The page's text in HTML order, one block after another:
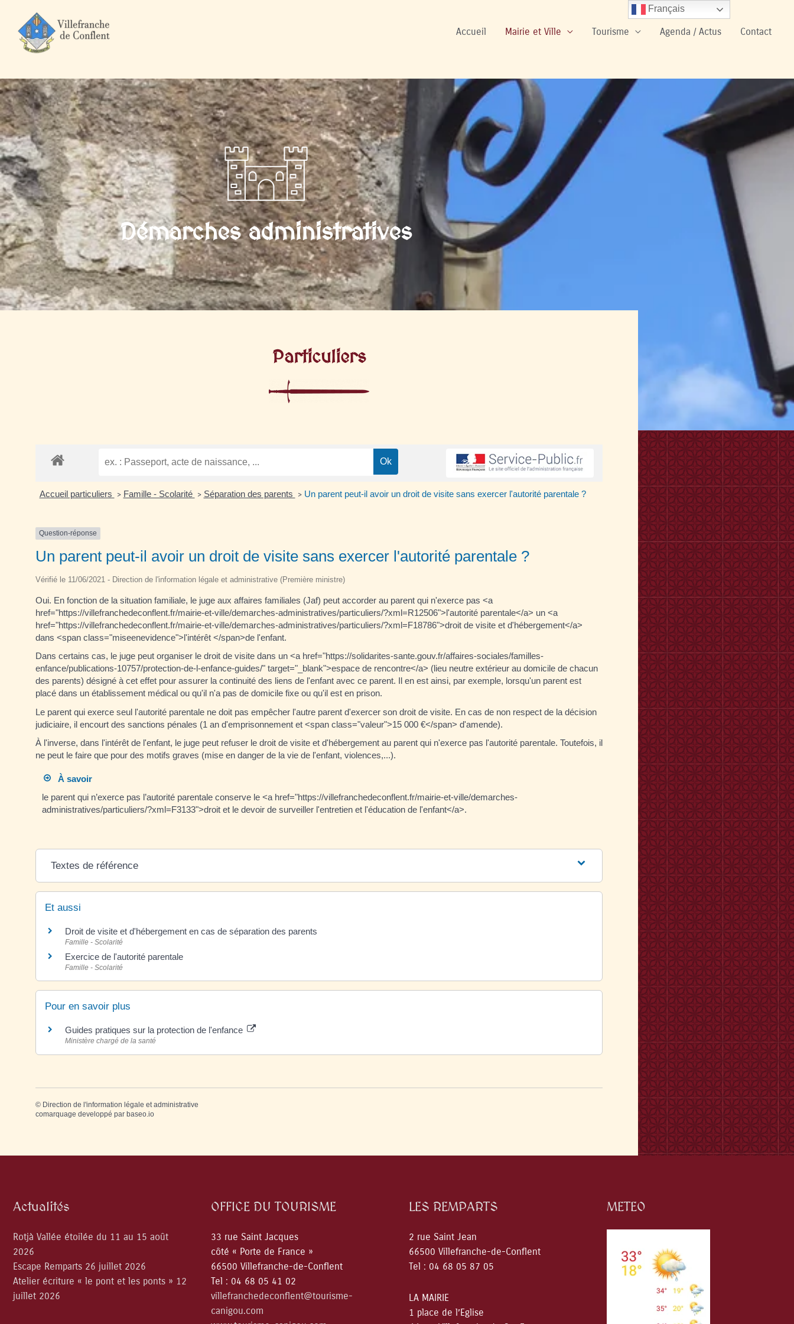
Accueil Mairie et Ville Tourisme Agenda / Actus Contact
Démarches administratives
Particuliers
Accueil particuliers > Famille - Scolarité > Séparation des parents > Un parent peut-il avoir un droit de visite sans exercer l'autorité parentale ?
Question-réponse
Un parent peut-il avoir un droit de visite sans exercer l'autorité parentale ?
Vérifié le 11/06/2021 - Direction de l'information légale et administrative (Première ministre)
Oui. En fonction de la situation familiale, le juge aux affaires familiales (Jaf) peut accorder au parent qui n'exerce pas <a
href="https://villefranchedeconflent.fr/mairie-et-ville/demarches-administratives/particuliers/?xml=R12506">l'autorité parentale</a> un <a
href="https://villefranchedeconflent.fr/mairie-et-ville/demarches-administratives/particuliers/?xml=F18786">droit de visite et d'hébergement</a>
dans <span class="miseenevidence">l'intérêt </span>de l'enfant.
Dans certains cas, le juge peut organiser le droit de visite dans un <a href="https://solidarites-sante.gouv.fr/affaires-sociales/familles-
enfance/publications-10757/protection-de-l-enfance-guides/" target="_blank">espace de rencontre</a> (lieu neutre extérieur au domicile de chacun
des parents) désigné à cet effet pour assurer la continuité des liens de l'enfant avec ce parent. Il en est ainsi, par exemple, lorsqu'un parent est
placé dans un établissement médical ou qu'il n'a pas de domicile fixe ou qu'il est en prison.
Le parent qui exerce seul l'autorité parentale ne doit pas empêcher l'autre parent d'exercer son droit de visite. En cas de non respect de la décision
judiciaire, il encourt des sanctions pénales (1 an d'emprisonnement et <span class="valeur">15 000 €</span> d'amende).
À l'inverse, dans l'intérêt de l'enfant, le juge peut refuser le droit de visite et d'hébergement au parent qui n'exerce pas l'autorité parentale. Toutefois, il
ne peut le faire que pour des motifs graves (mise en danger de la vie de l'enfant, violences,...).
À savoir
le parent qui n’exerce pas l’autorité parentale conserve le <a href="https://villefranchedeconflent.fr/mairie-et-ville/demarches-
administratives/particuliers/?xml=F3133">droit et le devoir de surveiller l'entretien et l'éducation de l'enfant</a>.
Textes de référence
Et aussi
Droit de visite et d'hébergement en cas de séparation des parents
Famille - Scolarité
Exercice de l'autorité parentale
Famille - Scolarité
Pour en savoir plus
Guides pratiques sur la protection de l'enfance
Ministère chargé de la santé
© Direction de l'information légale et administrative
comarquage developpé par baseo.io
Actualités
Rotjà Vallée étoilée du 11 au 15 août
2026
Escape Remparts 26 juillet 2026
Atelier écriture « le pont et les ponts » 12
juillet 2026
OFFICE DU TOURISME
33 rue Saint Jacques
côté « Porte de France »
66500 Villefranche-de-Conflent
Tel : 04 68 05 41 02
villefranchedeconflent@tourisme-
canigou.com
LES REMPARTS
2 rue Saint Jean
66500 Villefranche-de-Conflent
Tel : 04 68 05 87 05
LA MAIRIE
1 place de l’Eglise
METEO
Français